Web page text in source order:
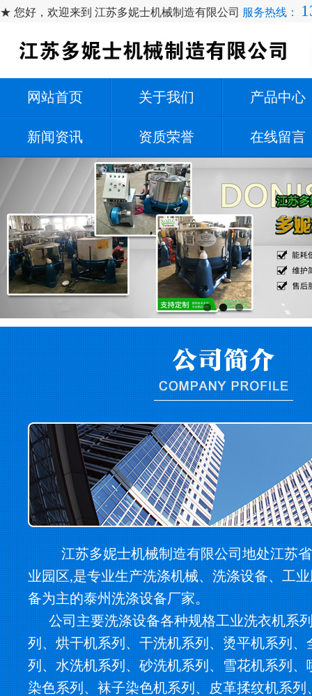
★ 您好，欢迎来到 江苏多妮士机械制造有限公司 服务热线：
网站首页 关于我们 产品中心
新闻资讯 资质荣誉 在线留言
江苏多妮士机械制造有限公司地处江苏
业园区,是专业生产洗涤机械、洗涤设备、工
备为主的泰州洗涤设备厂家。
公司主要洗涤设备各种规格工业洗衣机系
列、烘干机系列、干洗机系列、烫平机系列、
列、水洗机系列、砂洗机系列、雪花机系列、
染色系列、袜子染色机系列、皮革揉纹机系列